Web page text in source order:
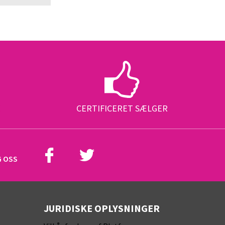
CERTIFICERET SÆLGER
OSS
JURIDISKE OPLYSNINGER